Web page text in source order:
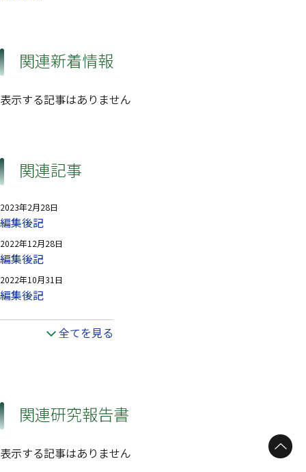
関連新着情報
表示する記事はありません
関連記事
2023年2月28日
編集後記
2022年12月28日
編集後記
2022年10月31日
編集後記
全てを見る
関連研究報告書
表示する記事はありません